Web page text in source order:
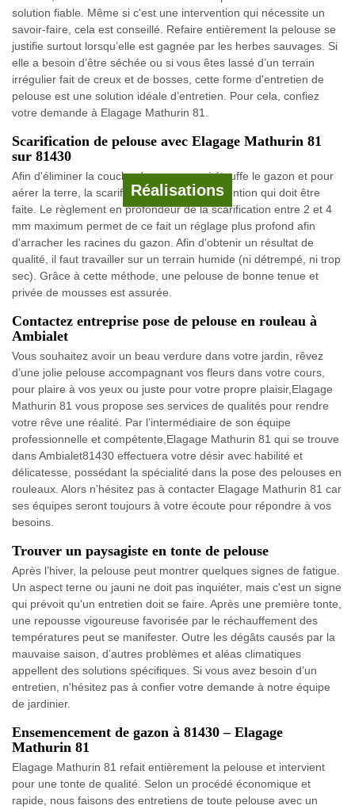
Réalisations
solution fiable. Même si c'est une intervention qui nécessite un
savoir-faire, cela est conseillé. Refaire entièrement la pelouse se
justifie surtout lorsqu’elle est gagnée par les herbes sauvages. Si
elle a besoin d’être séchée ou si vous êtes lassé d’un terrain
irrégulier fait de creux et de bosses, cette forme d'entretien de
pelouse est une solution idéale d’entretien. Pour cela, confiez
votre demande à Elagage Mathurin 81.
Scarification de pelouse avec Elagage Mathurin 81
sur 81430
Afin d'éliminer la couche de mousse qui étouffe le gazon et pour
aérer la terre, la scarification est une intervention qui doit être
faite. Le règlement en profondeur de la scarification entre 2 et 4
mm maximum permet de ce fait un réglage plus profond afin
d'arracher les racines du gazon. Afin d'obtenir un résultat de
qualité, il faut travailler sur un terrain humide (ni détrempé, ni trop
sec). Grâce à cette méthode, une pelouse de bonne tenue et
privée de mousses est assurée.
Contactez entreprise pose de pelouse en rouleau à
Ambialet
Vous souhaitez avoir un beau verdure dans votre jardin, rêvez
d’une jolie pelouse accompagnant vos fleurs dans votre cours,
pour plaire à vos yeux ou juste pour votre propre plaisir,Elagage
Mathurin 81 vous propose ses services de qualités pour rendre
votre rêve une réalité. Par l’intermédiaire de son équipe
professionnelle et compétente,Elagage Mathurin 81 qui se trouve
dans Ambialet81430 effectuera votre désir avec habilité et
délicatesse, possédant la spécialité dans la pose des pelouses en
rouleaux. Alors n’hésitez pas à contacter Elagage Mathurin 81 car
ses équipes seront toujours à votre écoute pour répondre à vos
besoins.
Trouver un paysagiste en tonte de pelouse
Après l’hiver, la pelouse peut montrer quelques signes de fatigue.
Un aspect terne ou jauni ne doit pas inquiéter, mais c'est un signe
qui prévoit qu'un entretien doit se faire. Après une première tonte,
une repousse vigoureuse favorisée par le réchauffement des
températures peut se manifester. Outre les dégâts causés par la
mauvaise saison, d’autres problèmes et aléas climatiques
appellent des solutions spécifiques. Si vous avez besoin d’un
entretien, n'hésitez pas à confier votre demande à notre équipe
de jardinier.
Ensemencement de gazon à 81430 – Elagage
Mathurin 81
Elagage Mathurin 81 refait entièrement la pelouse et intervient
pour une tonte de qualité. Selon un procédé économique et
rapide, nous faisons des entretiens de toute pelouse avec un